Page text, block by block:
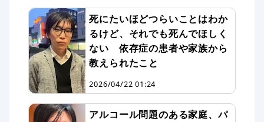
死にたいほどつらいことはわか
るけど、それでも死んでほしく
ない 依存症の患者や家族から
教えられたこと
2026/04/22 01:24
アルコール問題のある家庭、パ